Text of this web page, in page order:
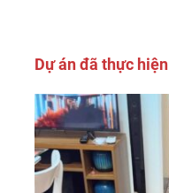
Dự án đã thực hiện